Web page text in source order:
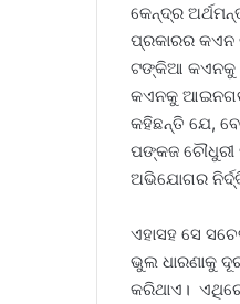
କେନ୍ଦ୍ର
ପ୍ରକାରର କଏନ
ଟଙ୍କିଆ କଏନକୁ
କଏନକୁ
କହିଛନ୍ତି ଯେ,
ପଙ୍କଜ ଚୌଧୁରୀ
ଅଭିଯୋଗର
ଏହାସହ ସେ
ଭୁଲ ଧାରଣାକୁ
କରିଥାଏ।